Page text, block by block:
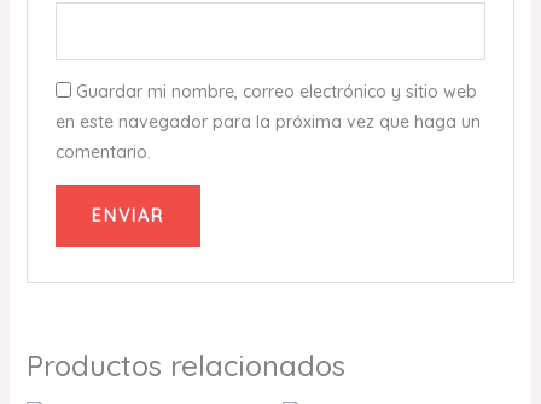
Guardar mi nombre, correo electrónico y sitio web
en este navegador para la próxima vez que haga un
comentario.
Productos relacionados